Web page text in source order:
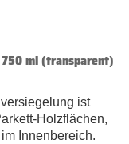
ml (transparent)
ist
Holzflächen,
Innenbereich.